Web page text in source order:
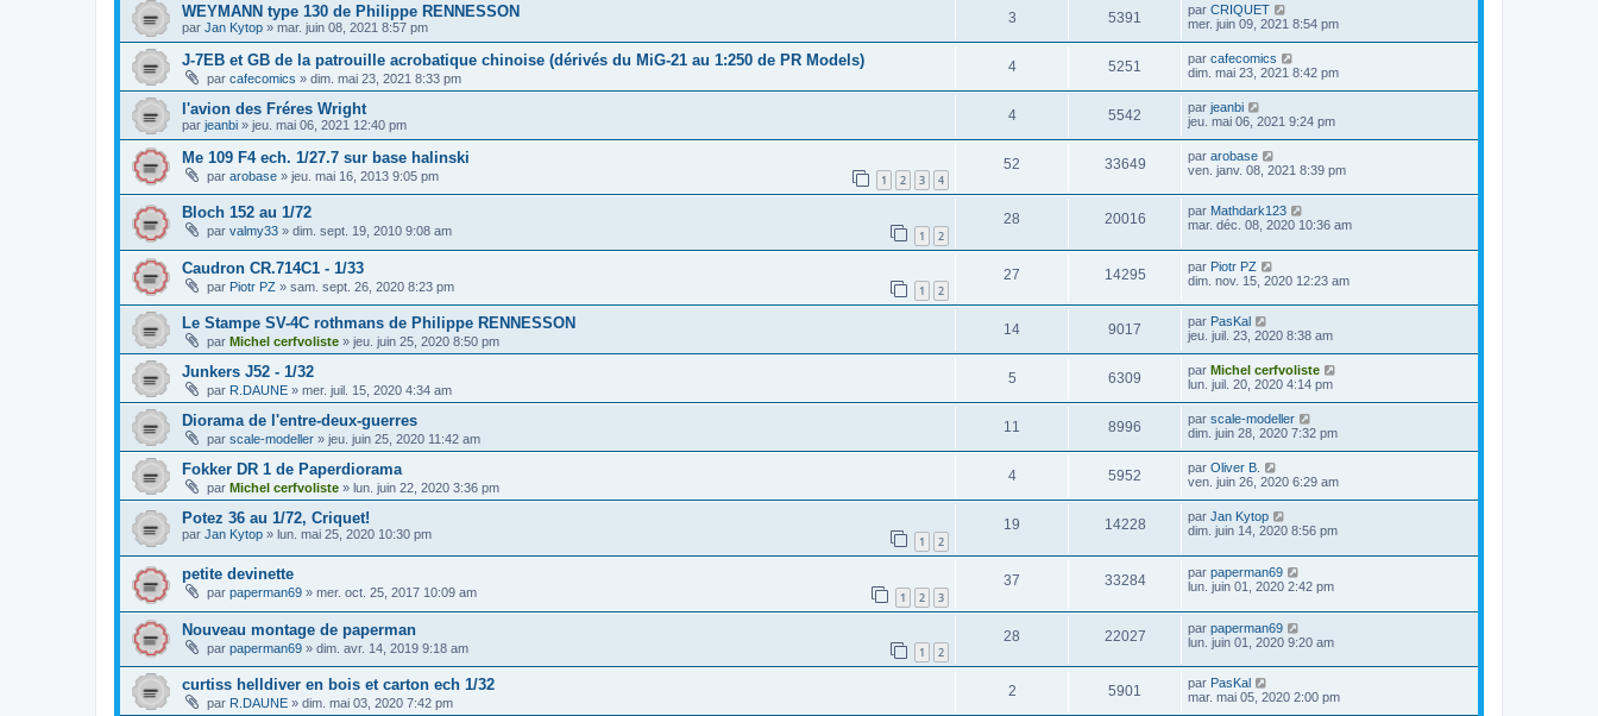
WEYMANN type 130 de Philippe RENNESSON
par Jan Kytop » mar. juin 08, 2021 8:57 pm
3 5391 par CRIQUET
mer. juin 09, 2021 8:54 pm
J-7EB et GB de la patrouille acrobatique chinoise (dérivés du MiG-21 au 1:250 de PR Models)
par cafecomics » dim. mai 23, 2021 8:33 pm
4 5251 par cafecomics
dim. mai 23, 2021 8:42 pm
l'avion des Fréres Wright
par jeanbi » jeu. mai 06, 2021 12:40 pm
4 5542 par jeanbi
jeu. mai 06, 2021 9:24 pm
Me 109 F4 ech. 1/27.7 sur base halinski
par arobase » jeu. mai 16, 2013 9:05 pm 1 2 3 4
52 33649 par arobase
ven. janv. 08, 2021 8:39 pm
Bloch 152 au 1/72
par valmy33 » dim. sept. 19, 2010 9:08 am 1 2
28 20016 par Mathdark123
mar. déc. 08, 2020 10:36 am
Caudron CR.714C1 - 1/33
par Piotr PZ » sam. sept. 26, 2020 8:23 pm 1 2
27 14295 par Piotr PZ
dim. nov. 15, 2020 12:23 am
Le Stampe SV-4C rothmans de Philippe RENNESSON
par Michel cerfvoliste » jeu. juin 25, 2020 8:50 pm
14 9017 par PasKal
jeu. juil. 23, 2020 8:38 am
Junkers J52 - 1/32
par R.DAUNE » mer. juil. 15, 2020 4:34 am
5 6309 par Michel cerfvoliste
lun. juil. 20, 2020 4:14 pm
Diorama de l'entre-deux-guerres
par scale-modeller » jeu. juin 25, 2020 11:42 am
11 8996 par scale-modeller
dim. juin 28, 2020 7:32 pm
Fokker DR 1 de Paperdiorama
par Michel cerfvoliste » lun. juin 22, 2020 3:36 pm
4 5952 par Oliver B.
ven. juin 26, 2020 6:29 am
Potez 36 au 1/72, Criquet!
par Jan Kytop » lun. mai 25, 2020 10:30 pm 1 2
19 14228 par Jan Kytop
dim. juin 14, 2020 8:56 pm
petite devinette
par paperman69 » mer. oct. 25, 2017 10:09 am 1 2 3
37 33284 par paperman69
lun. juin 01, 2020 2:42 pm
Nouveau montage de paperman
par paperman69 » dim. avr. 14, 2019 9:18 am 1 2
28 22027 par paperman69
lun. juin 01, 2020 9:20 am
curtiss helldiver en bois et carton ech 1/32
par R.DAUNE » dim. mai 03, 2020 7:42 pm
2 5901 par PasKal
mar. mai 05, 2020 2:00 pm